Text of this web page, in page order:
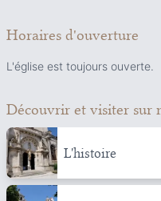
Horaires d'ouverture
L'église est toujours ouverte.
Découvrir et visiter sur
L'histoire